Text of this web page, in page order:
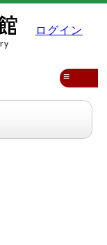
ログイン
≡